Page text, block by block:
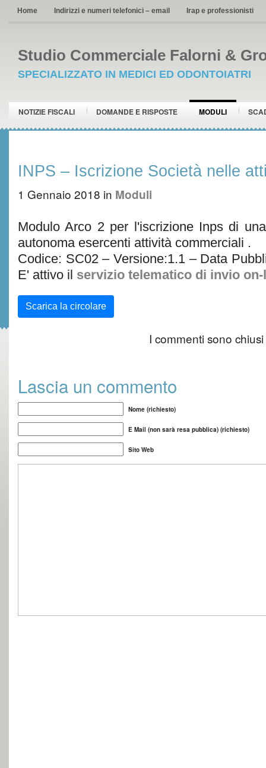
Home Indirizzi e numeri telefonici – email Irap e professionisti
Studio Commerciale Falorni &
SPECIALIZZATO IN MEDICI ED ODONTOIATRI
NOTIZIE FISCALI DOMANDE E RISPOSTE MODULI
INPS – Iscrizione Società nelle
1 Gennaio 2018 in Moduli
Modulo Arco 2 per l'iscrizione Inps di
autonoma esercenti attività commerciali .
Codice: SC02 – Versione:1.1 – Data
E' attivo il servizio telematico di invio on-
Scarica la circolare
I commenti sono chiusi
Lascia un commento
Nome (richiesto)
E Mail (non sarà resa pubblica) (richiesto)
Sito Web